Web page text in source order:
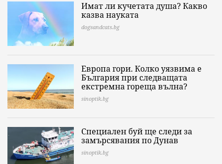
Имат ли кучетата душа? Какво
казва науката
dogsandcats.bg
Европа гори. Колко уязвима е
България при следващата
екстремна гореща вълна?
sinoptik.bg
Специален буй ще следи за
замърсявания по Дунав
sinoptik.bg